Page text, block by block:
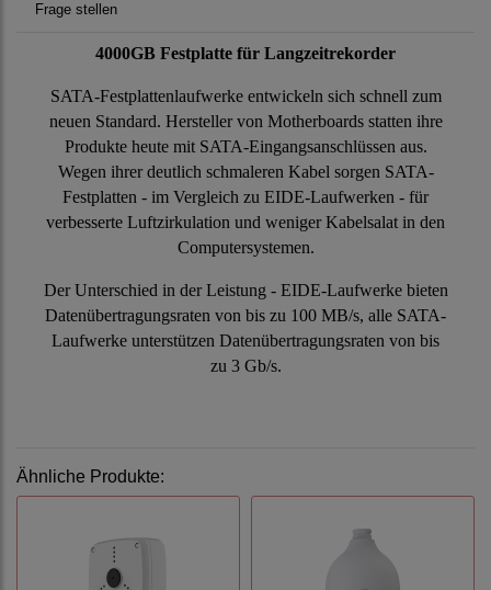
Frage stellen
4000GB Festplatte für Langzeitrekorder
SATA-Festplattenlaufwerke entwickeln sich schnell zum
neuen Standard. Hersteller von Motherboards statten ihre
Produkte heute mit SATA-Eingangsanschlüssen aus.
Wegen ihrer deutlich schmaleren Kabel sorgen SATA-
Festplatten - im Vergleich zu EIDE-Laufwerken - für
verbesserte Luftzirkulation und weniger Kabelsalat in den
Computersystemen.
Der Unterschied in der Leistung - EIDE-Laufwerke bieten
Datenübertragungsraten von bis zu 100 MB/s, alle SATA-
Laufwerke unterstützen Datenübertragungsraten von bis
zu 3 Gb/s.
Ähnliche Produkte: